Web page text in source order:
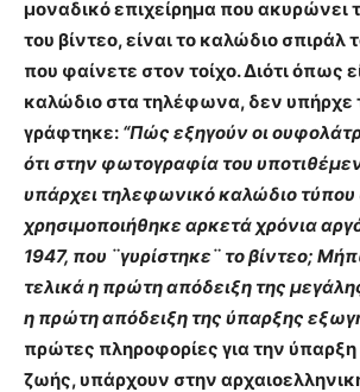
μοναδικό επιχείρημα που ακυρώνει
του βίντεο, είναι το καλώδιο
που φαίνετε στον τοίχο. Διότιόπως
καλώδιο στα τηλέφωνα, δεν υπήρχε
γράφτηκε: “Πώς εξηγούν οι
ότι στην φωτογραφία του
υπάρχει τηλεφωνικό καλώδιο τύπου
χρησιμοποιήθηκε αρκετά χρόνια
1947, που ¨γυρίστηκε¨ το βίντεο;
τελικά η πρώτη απόδειξη της
η πρώτη απόδειξη της ύπαρξης
πρώτες πληροφορίες για την
ζωής, υπάρχουν στην